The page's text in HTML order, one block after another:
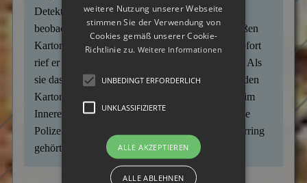
Detektiv zu ihr. Der Detektiv, der die Straße
beobachtete, sah, wie ein Pärchen mit einem großen
Karton auf einen dunklen Lieferwagen zulief. Sofort
rief er seinen Kollegen an, der ihm zu Hilfe eilte. Als
sie das Pärchen stellten, forderten sie dieses auf, den
Karton zu öffnen. Wie angenommen, fanden sie im
Inneren den vermissten Hund. Die herbeigerufene
Polizei nahm die Diebe, die zu einem Tierhändlerring
gehörten, anschließend fest.
weitere Nutzung unserer Webseite
stimmen Sie der Verwendung von
Cookies gemäß unserer Cookie-
Richtlinie zu. Weitere Informationen
UNBEDINGT ERFORDERLICH
UNKLASSIFIZIERTE
ALLE AKZEPTIEREN
ALLE ABLEHNEN